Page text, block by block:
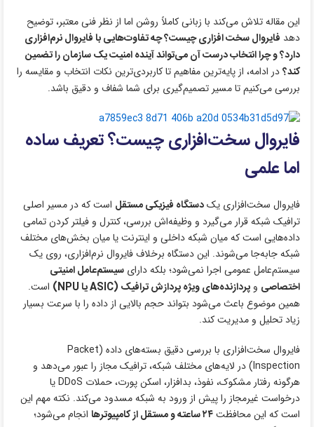
این مقاله تلاش می‌کند با زبانی کاملاً روشن اما از نظر فنی معتبر، توضیح
دهد فایروال سخت افزاری چیست؟ چه تفاوت‌هایی با فایروال نرم‌افزاری
دارد؟ و چرا انتخاب درست آن می‌تواند آینده امنیت یک سازمان را تضمین
کند؟در ادامه، از پایه‌ترین مفاهیم تا کاربردی‌ترین نکات انتخاب و مقایسه را
بررسی می‌کنیم تا مسیر تصمیم‌گیری برای شما شفاف و دقیق باشد.
فایروال سخت‌افزاری چیست؟ تعریف ساده
اما علمی
فایروال سخت‌افزاری یکدستگاه فیزیکی مستقل است که در مسیر اصلی
ترافیک شبکه قرار می‌گیرد و وظیفه‌اش بررسی، کنترل و فیلتر کردن تمامی
داده‌هایی است که میان شبکه داخلی و اینترنت یا میان بخش‌های مختلف
شبکه جابه‌جا می‌شوند. این دستگاه برخلاف فایروال نرم‌افزاری، روی یک
سیستم‌عامل عمومی اجرا نمی‌شود؛ بلکه دارای سیستم‌عامل امنیتی
اختصاصی و پردازنده‌های ویژه پردازش ترافیک (ASIC یا NPU)
است.
همین موضوع باعث می‌شود بتواند حجم بالایی از داده را با سرعت بسیار
زیاد تحلیل و مدیریت کند.
فایروال سخت‌افزاری با بررسی دقیق بسته‌های داده (Packet
Inspection) در لایه‌های مختلف شبکه، ترافیک مجاز را عبور می‌دهد و
هرگونه رفتار مشکوک، نفوذ، بدافزار، اسکن پورت، حملات DDoS یا
درخواست غیرمجاز را پیش از ورود به شبکه مسدود می‌کند. نکته مهم این
است که این محافظت۲۴ ساعته و مستقل از کامپیوترها
انجام می‌شود؛